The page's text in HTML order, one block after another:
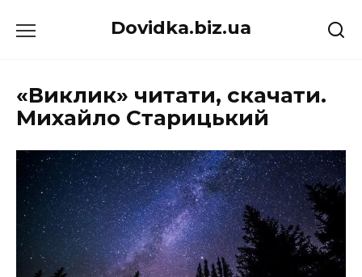
до
Dovidka.biz.ua
«Виклик» читати, скачати.
Михайло Старицький